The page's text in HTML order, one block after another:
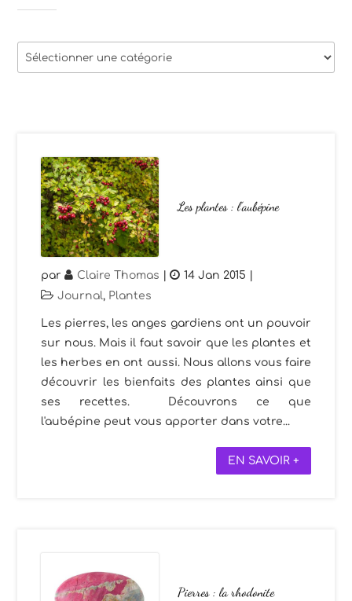
Les plantes : l’aubépine
par Claire Thomas | 14 Jan 2015
Journal, Plantes
Les pierres, les anges gardiens ont un pouvoir
sur nous. Mais il faut savoir que les plantes et
les herbes en ont aussi. Nous allons vous faire
découvrir les bienfaits des plantes ainsi que
ses recettes. Découvrons ce que
l'aubépine peut vous apporter dans votre...
EN SAVOIR +
Pierres : la rhodonite
Thèmes
des